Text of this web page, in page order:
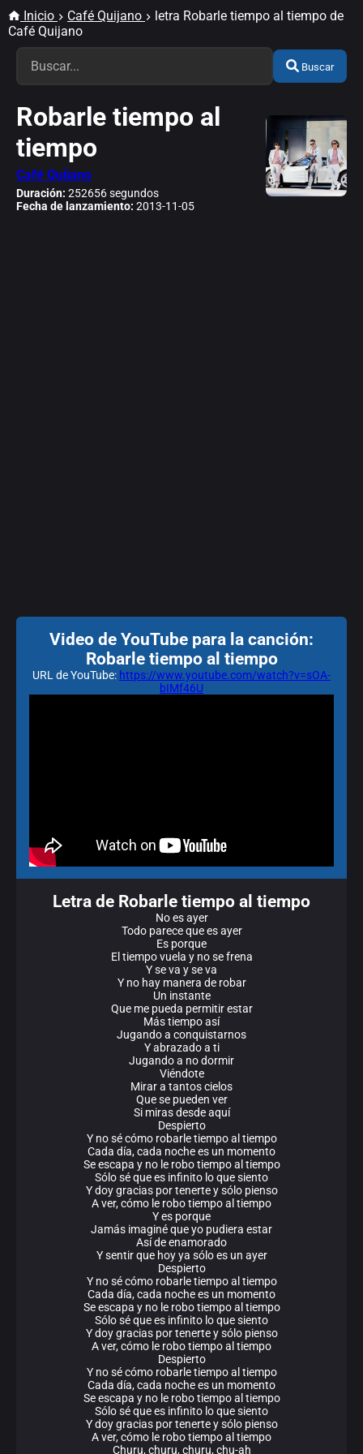
Inicio Café Quijano
letra Robarle tiempo al tiempo de
Café Quijano
Buscar
Robarle tiempo al
tiempo
Café Quijano
Duración: 252656 segundos
Fecha de lanzamiento: 2013-11-05
Video de YouTube para la canción:
Robarle tiempo al tiempo
URL de YouTube: https://www.youtube.com/watch?v=sOA-
bIMf46U
Letra de Robarle tiempo al tiempo
No es ayer
Todo parece que es ayer
Es porque
El tiempo vuela y no se frena
Y se va y se va
Y no hay manera de robar
Un instante
Que me pueda permitir estar
Más tiempo así
Jugando a conquistarnos
Y abrazado a ti
Jugando a no dormir
Viéndote
Mirar a tantos cielos
Que se pueden ver
Si miras desde aquí
Despierto
Y no sé cómo robarle tiempo al tiempo
Cada día, cada noche es un momento
Se escapa y no le robo tiempo al tiempo
Sólo sé que es infinito lo que siento
Y doy gracias por tenerte y sólo pienso
A ver, cómo le robo tiempo al tiempo
Y es porque
Jamás imaginé que yo pudiera estar
Así de enamorado
Y sentir que hoy ya sólo es un ayer
Despierto
Y no sé cómo robarle tiempo al tiempo
Cada día, cada noche es un momento
Se escapa y no le robo tiempo al tiempo
Sólo sé que es infinito lo que siento
Y doy gracias por tenerte y sólo pienso
A ver, cómo le robo tiempo al tiempo
Despierto
Y no sé cómo robarle tiempo al tiempo
Cada día, cada noche es un momento
Se escapa y no le robo tiempo al tiempo
Sólo sé que es infinito lo que siento
Y doy gracias por tenerte y sólo pienso
A ver, cómo le robo tiempo al tiempo
Churu, churu, churu, chu-ah